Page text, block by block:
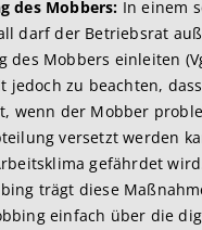
des Mobbers: In einem
darf der Betriebsrat
des Mobbers einleiten
jedoch zu beachten,
wenn der Mobber
versetzt werden
gefährdet
trägt diese
einfach über die